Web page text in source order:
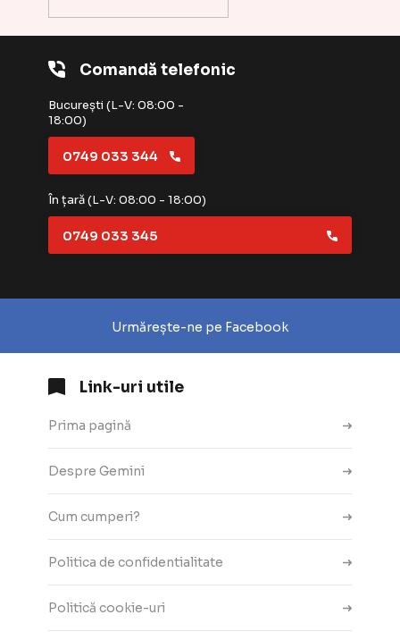
Comandă telefonic
București (L-V: 08:00 -
18:00)
0749 033 344
În țară (L-V: 08:00 - 18:00)
0749 033 345
Urmărește-ne pe Facebook
Link-uri utile
Prima pagină
Despre Gemini
Cum cumperi?
Politica de confidentialitate
Politică cookie-uri